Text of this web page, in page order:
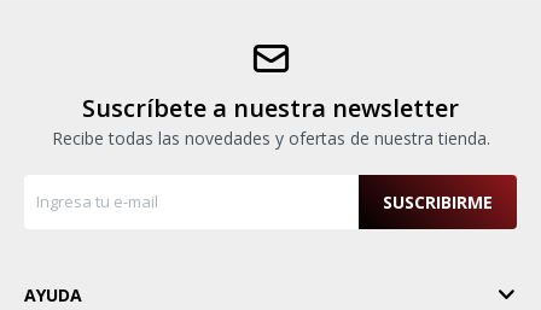
Suscríbete a nuestra newsletter
Recibe todas las novedades y ofertas de nuestra tienda.
SUSCRIBIRME
AYUDA